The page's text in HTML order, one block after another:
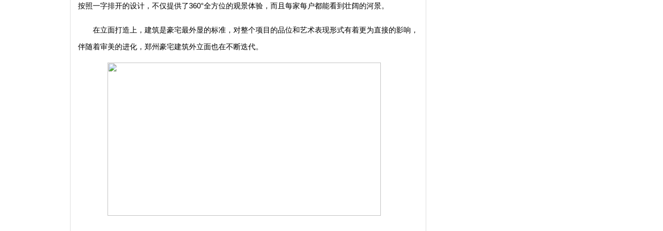
按照一字排开的设计，不仅提供了360°全方位的观景体验，而且每家每户都能看到壮阔的河景。
在立面打造上，建筑是豪宅最外显的标准，对整个项目的品位和艺术表现形式有着更为直接的影响，
伴随着审美的进化，郑州豪宅建筑外立面也在不断迭代。